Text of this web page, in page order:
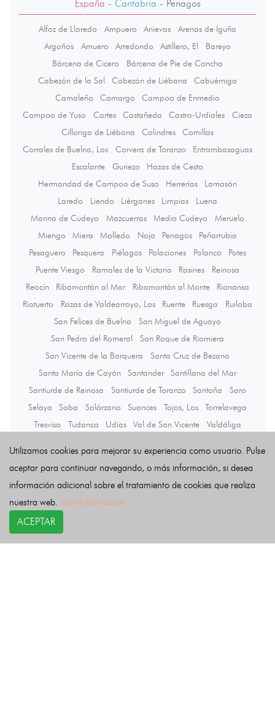
España - Cantabria - Penagos
Alfoz de Lloredo Ampuero Anievas
Arenas de Iguña
Argoños
Arnuero Arredondo Astillero, El
Bareyo
Bárcena de Cicero
Bárcena de Pie de Concha
Cabezón de la Sal
Cabezón de Liébana
Cabuérniga
Camaleño
Camargo
Campoo de Enmedio
Campoo de Yuso
Cartes Castañeda Castro-Urdiales
Cieza
Cillorigo de Liébana
Colindres
Comillas
Corrales de Buelna, Los
Corvera de Toranzo
Entrambasaguas
Escalante
Guriezo
Hazas de Cesto
Hermandad de Campoo de Suso
Herrerías
Lamasón
Laredo
Liendo Liérganes Limpias
Luena
Marina de Cudeyo
Mazcuerras Medio Cudeyo
Meruelo
Miengo
Miera Molledo Noja Penagos
Peñarrubia
Pesaguero
Pesquera Piélagos Polaciones Polanco
Potes
Puente Viesgo
Ramales de la Victoria Rasines
Reinosa
Reocín
Ribamontán al Mar Ribamontán al Monte
Rionansa
Riotuerto
Rozas de Valdearroyo, Las Ruente Ruesga
Ruiloba
San Felices de Buelna
San Miguel de Aguayo
San Pedro del Romeral
San Roque de Riomiera
San Vicente de la Barquera
Santa Cruz de Bezana
Santa María de Cayón
Santander
Santillana del Mar
Santiurde de Reinosa
Santiurde de Toranzo Santoña
Saro
Selaya
Soba Solórzano Suances Tojos, Los
Torrelavega
Tresviso
Tudanca Udías Val de San Vicente
Valdáliga
Valle de Villaverde
Vega de Liébana
Villaescusa
Utilizamos cookies para mejorar su experiencia como usuario. Pulse
aceptar para continuar navegando, o más información, si desea
información adicional sobre el tratamiento de cookies que realiza
nuestra web. Más información
ACEPTAR